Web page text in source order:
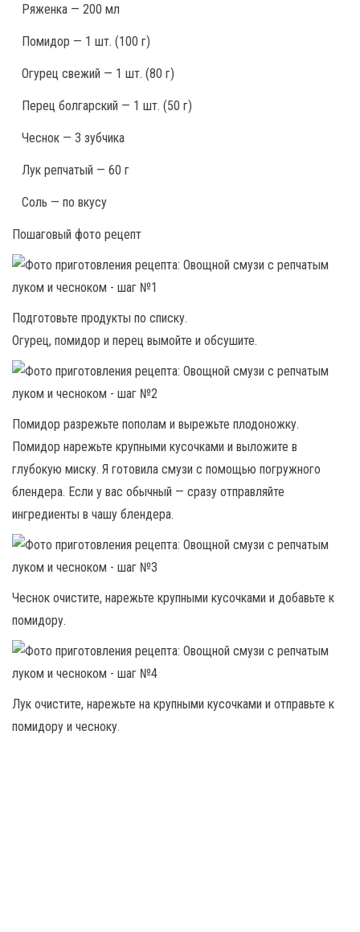
Ряженка — 200 мл
Помидор — 1 шт. (100 г)
Огурец свежий — 1 шт. (80 г)
Перец болгарский — 1 шт. (50 г)
Чеснок — 3 зубчика
Лук репчатый — 60 г
Соль — по вкусу
Пошаговый фото рецепт
Подготовьте продукты по списку.
Огурец, помидор и перец вымойте и обсушите.
Помидор разрежьте пополам и вырежьте плодоножку.
Помидор нарежьте крупными кусочками и выложите в
глубокую миску. Я готовила смузи с помощью погружного
блендера. Если у вас обычный — сразу отправляйте
ингредиенты в чашу блендера.
Чеснок очистите, нарежьте крупными кусочками и добавьте к
помидору.
Лук очистите, нарежьте на крупными кусочками и отправьте к
помидору и чесноку.